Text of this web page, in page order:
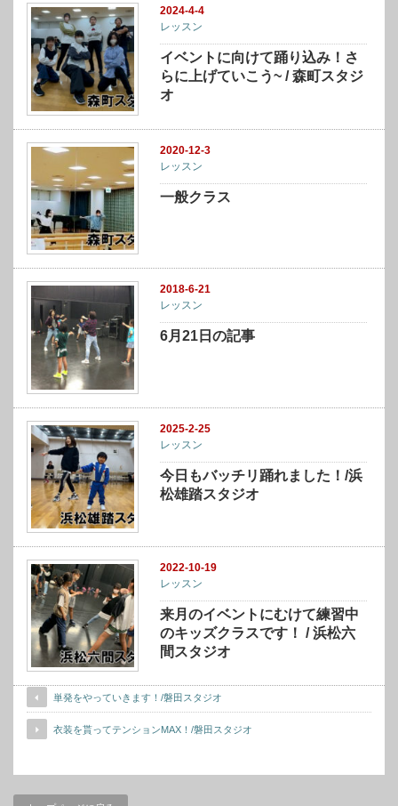
2024-4-4
レッスン
イベントに向けて踊り込み！さ
らに上げていこう~ / 森町スタジ
オ
2020-12-3
レッスン
一般クラス
2018-6-21
レッスン
6月21日の記事
2025-2-25
レッスン
今日もバッチリ踊れました！/浜
松雄踏スタジオ
2022-10-19
レッスン
来月のイベントにむけて練習中
のキッズクラスです！ / 浜松六
間スタジオ
単発をやっていきます！/磐田スタジオ
衣装を貰ってテンションMAX！/磐田スタジオ